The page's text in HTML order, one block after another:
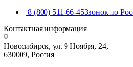
8 (800) 511-66-45Звонок по
Контактная информация
Новосибирск, ул. 9 Ноября, 24,
630009, Россия